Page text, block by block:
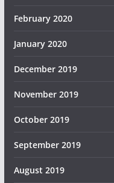
February 2020
January 2020
December 2019
November 2019
October 2019
September 2019
August 2019